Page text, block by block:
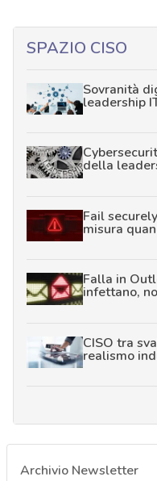
SPAZIO CISO
Sovranità
leadership
della
Fail
misura
Falla in
infettano,
CISO tra
realismo
Archivio Newsletter